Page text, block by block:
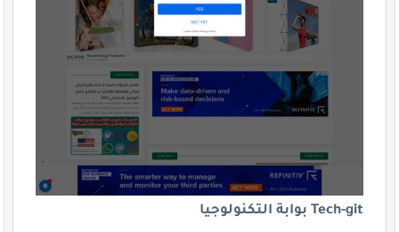
Tech-git بوابة التكنولوجيا